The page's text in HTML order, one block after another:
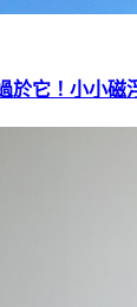
於它！小小